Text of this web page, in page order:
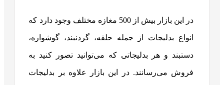
در این بازار بیش از 500 مغازه مختلف وجود دارد که
انواع بدلیجات از جمله حلقه، گردنبند، گوشواره،
دستبند و هر بدلیجاتی که می‌توانید تصور کنید به
فروش می‌رسانند. در این بازار علاوه بر بدلیجات